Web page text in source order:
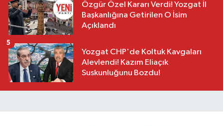
Özgür Özel Kararı Verdi! Yozgat İl
Başkanlığına Getirilen O İsim
Açıklandı
Yozgat CHP'de Koltuk Kavgaları
Alevlendi! Kazım Eliaçık
Suskunluğunu Bozdu!
5